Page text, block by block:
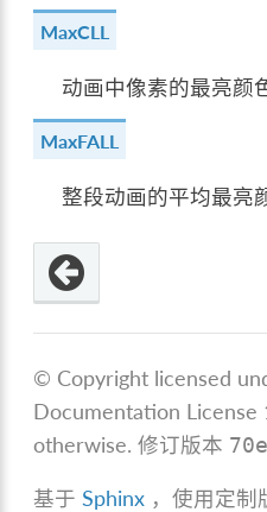
MaxCLL
动画中像素的最亮颜
MaxFALL
整段动画的平均最亮
© Copyright licensed
Documentation License
otherwise.修订版本
基于Sphinx ，使用定制